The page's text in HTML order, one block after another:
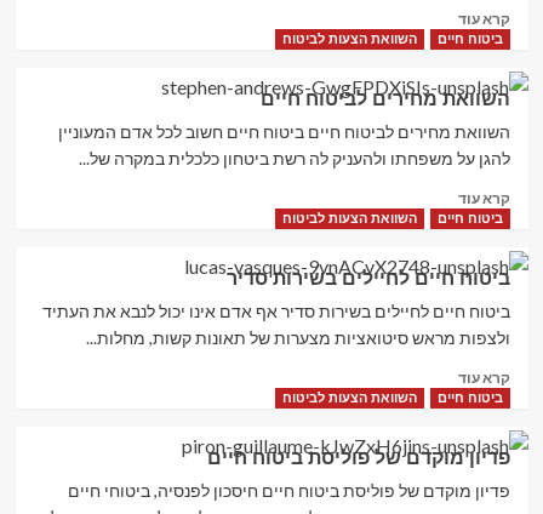
קרא עודRead
more
ביטוח
חיים
קבוצתי
ביטוח חיים השוואת הצעות לביטוח
השוואת מחירים לביטוח חיים
השוואת מחירים לביטוח חיים ביטוח חיים חשוב לכל אדם המעוניין
להגן על משפחתו ולהעניק לה רשת ביטחון כלכלית במקרה של...
קרא עודRead
more
השוואת
מחירים
לביטוח
חיים
ביטוח חיים השוואת הצעות לביטוח
ביטוח חיים לחיילים בשירות סדיר
ביטוח חיים לחיילים בשירות סדיר אף אדם אינו יכול לנבא את העתיד
ולצפות מראש סיטואציות מצערות של תאונות קשות, מחלות...
קרא עודRead
more
ביטוח
חיים
לחיילים
ביטוח חיים השוואת הצעות לביטוח
פדיון מוקדם של פוליסת ביטוח חיים
פדיון מוקדם של פוליסת ביטוח חיים חיסכון לפנסיה, ביטוחי חיים